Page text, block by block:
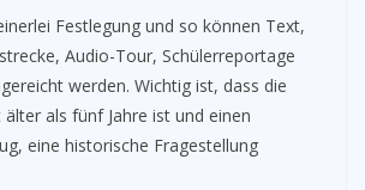
Festlegung und so können Text,
Audio-Tour, Schülerreportage
werden. Wichtig ist, dass die
älter als fünf Jahre ist und einen
eine historische Fragestellung